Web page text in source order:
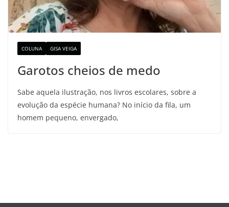
COLUNA GISA VEIGA
Garotos cheios de medo
Sabe aquela ilustração, nos livros escolares, sobre a
evolução da espécie humana? No início da fila, um
homem pequeno, envergado,